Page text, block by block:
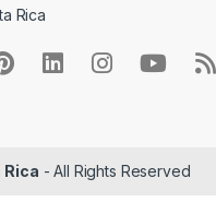
Rica
Rica - All Rights Reserved